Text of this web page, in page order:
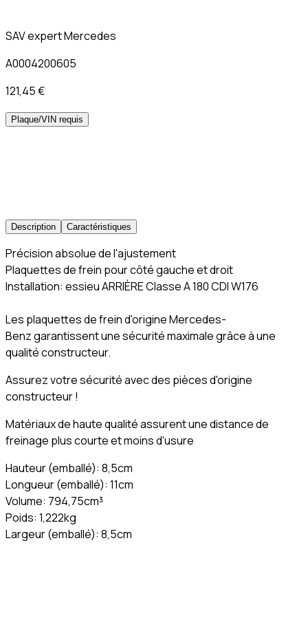
SAV expert Mercedes
A0004200605
121,45 €
Plaque/VIN requis
Description Caractéristiques
Précision absolue de l'ajustement
Plaquettes de frein pour côté gauche et droit
Installation: essieu ARRIÈRE Classe A 180 CDI W176
Les plaquettes de frein d'origine Mercedes-
Benz garantissent une sécurité maximale grâce à une
qualité constructeur.
Assurez votre sécurité avec des pièces d'origine
constructeur !
Matériaux de haute qualité assurent une distance de
freinage plus courte et moins d'usure
Hauteur (emballé): 8,5cm
Longueur (emballé): 11cm
Volume: 794,75cm³
Poids: 1,222kg
Largeur (emballé): 8,5cm